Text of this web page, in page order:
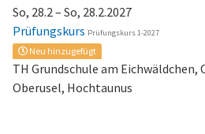
So, 28.2 – So, 28.2.2027
Prüfungskurs Prüfungskurs 1-2027
Neu hinzugefügt
TH Grundschule am Eichwäldchen,
Oberusel, Hochtaunus